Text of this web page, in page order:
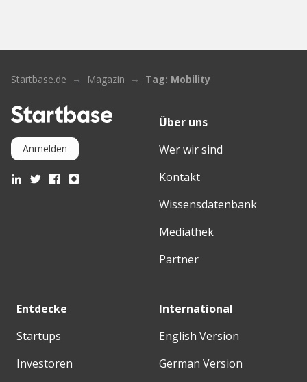
Startbase.de Magazin Tag: Mobility
Anmelden
Über uns
Wer wir sind
Kontakt
Wissensdatenbank
Mediathek
Partner
Entdecke
Startups
Investoren
International
English Version
German Version